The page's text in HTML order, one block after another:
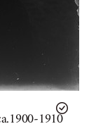
1910